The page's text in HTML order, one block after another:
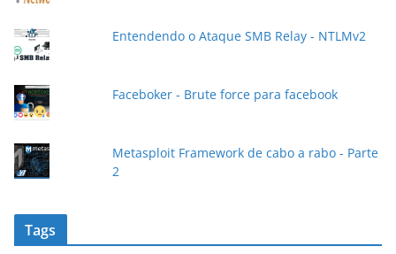
a
i
Entendendo o Ataque SMB Relay - NTLMv2
Faceboker - Brute force para facebook
Metasploit Framework de cabo a rabo - Parte
2
Tags